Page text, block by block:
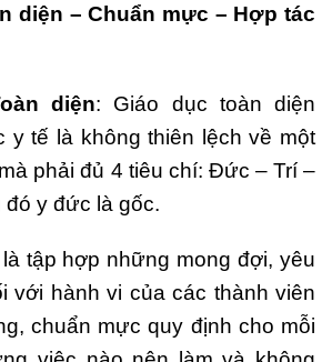
diện – Chuẩn mực – Hợp tác
diện: Giáo dục toàn diện
y tế là không thiên lệch về một
phải đủ 4 tiêu chí: Đức – Trí –
đó y đức là gốc.
là tập hợp những mong đợi, yêu
với hành vi của các thành viên
chuẩn mực quy định cho mỗi